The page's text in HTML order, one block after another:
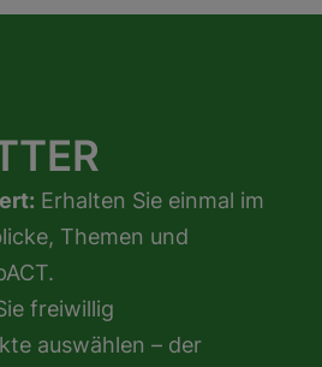
Erhalten Sie einmal im
Themen und
freiwillig
auswählen – der